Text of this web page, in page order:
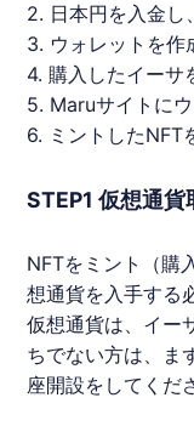
2. 日本円を入金し
3. ウォレットを作
4. 購入したイーサ
5. Maruサイトに
6. ミントしたNFT
STEP1 ​​仮想通
NFTをミント（購
想通貨を入手する
仮想通貨は、イー
ちでない方は、ま
座開設をしてくだ